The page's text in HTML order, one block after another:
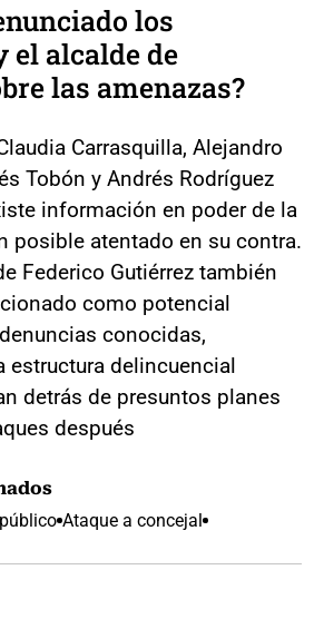
los
el alcalde de
las amenazas?
Carrasquilla, Alejandro
Tobón y Andrés Rodríguez
información en poder de la
posible atentado en su contra.
Federico Gutiérrez también
como potencial
conocidas,
estructura delincuencial
detrás de presuntos planes
después
Ataque a concejal